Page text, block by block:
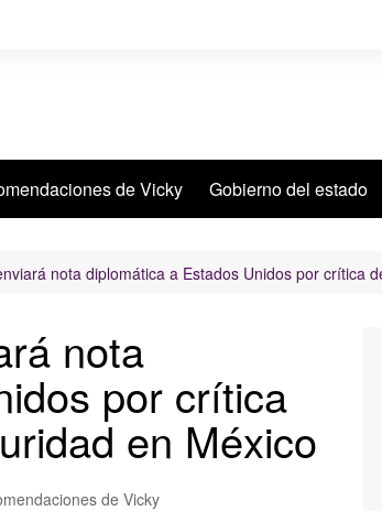
de Vicky Gobierno del estado
nota diplomática a Estados Unidos por crítica
nota
por crítica
en México
de Vicky